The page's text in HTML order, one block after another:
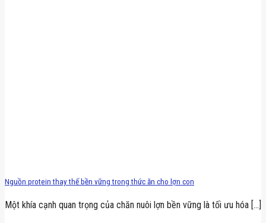
Nguồn protein thay thế bền vững trong thức ăn cho lợn con
Một khía cạnh quan trọng của chăn nuôi lợn bền vững là tối ưu hóa [...]